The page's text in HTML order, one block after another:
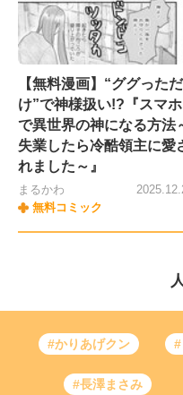
【無料漫画】“ググっただ
け”で神様扱い!?『スマホ
で異世界の神になる方法
失業したら冷酷領主に愛
れました～』
まるかわ
無料コミック
#かりあげクン
#長澤まさみ